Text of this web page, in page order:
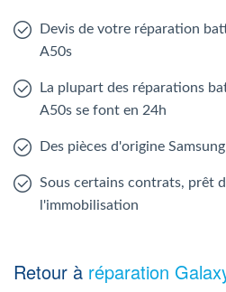
Devis de votre réparation
A50s
La plupart des réparations
A50s se font en 24h
Des pièces d'origine
Sous certains contrats, prêt
l'immobilisation
Retour à réparation